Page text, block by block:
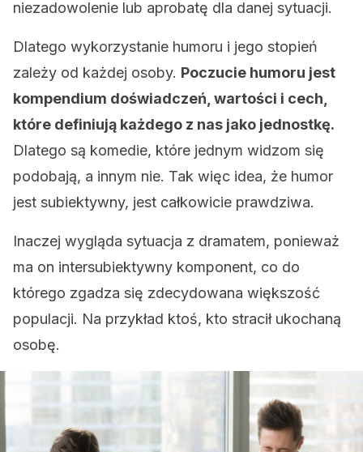
niezadowolenie lub aprobatę dla danej sytuacji.
Dlatego wykorzystanie humoru i jego stopień
zależy od każdej osoby. Poczucie humoru jest
kompendium doświadczeń, wartości i cech,
które definiują każdego z nas jako jednostkę.
Dlatego są komedie, które jednym widzom się
podobają, a innym nie. Tak więc idea, że humor
jest subiektywny, jest całkowicie prawdziwa.
Inaczej wygląda sytuacja z dramatem, ponieważ
ma on intersubiektywny komponent, co do
którego zgadza się zdecydowana większość
populacji. Na przykład ktoś, kto stracił ukochaną
osobę.